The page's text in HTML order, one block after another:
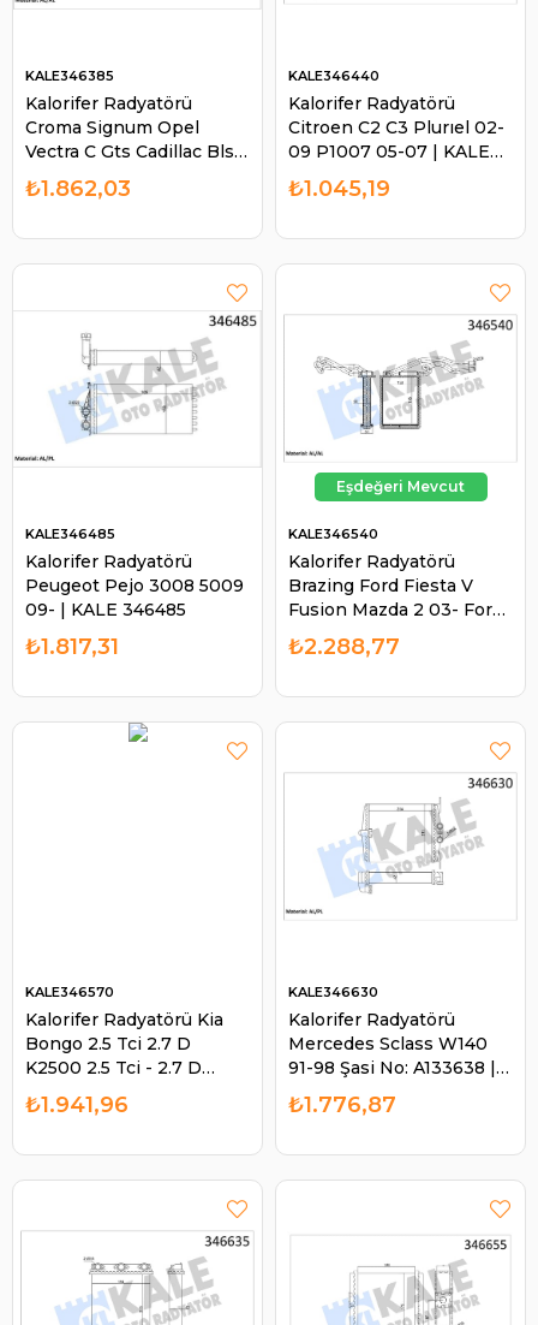
Kalorifer Radyatörü
Croma Signum Opel
Vectra C Gts Cadillac Bls
Saab | KALE 346385
KALE346385
₺1.862,03
Kalorifer Radyatörü
Citroen C2 C3 Plurıel 02-
09 P1007 05-07 | KALE
346440
KALE346440
₺1.045,19
Kalorifer Radyatörü
Peugeot Pejo 3008 5009
09- | KALE 346485
KALE346485
₺1.817,31
Kalorifer Radyatörü
Brazing Ford Fiesta V
Fusion Mazda 2 03- Ford
Fiesta V Fusıon Mazda 2 |
KALE 346540
KALE346540
₺2.288,77
Kalorifer Radyatörü Kia
Bongo 2.5 Tci 2.7 D
K2500 2.5 Tci - 2.7 D
2001> ( OK60A-61010 )
OK60A61010 Kia 25 27
KALE346570
₺1.941,96
Kalorifer Radyatörü
Mercedes Sclass W140
91-98 Şasi No: A133638 |
KALE 346630
KALE346630
₺1.776,87